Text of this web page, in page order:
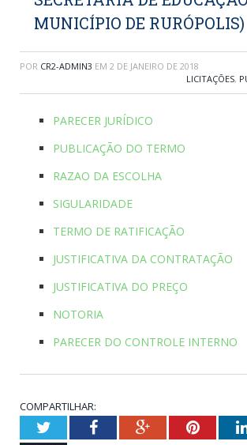
MUNICÍPIO DE RURÓPOLIS)
POR CR2-ADMIN3 EM 2 DE JANEIRO DE 2018
LICITAÇÕES,
PARECER JURÍDICO
PUBLICAÇÃO DO TERMO
RAZAO DA ESCOLHA
SIGULARIDADE
TERMO DE RATIFICAÇÃO
JUSTIFICATIVA DA CONTRATAÇÃO
JUSTIFICATIVA DO PREÇO
NOTORIA
PARECER DO CONTROLE INTERNO
COMPARTILHAR:
TwitterFacebookGoogle+